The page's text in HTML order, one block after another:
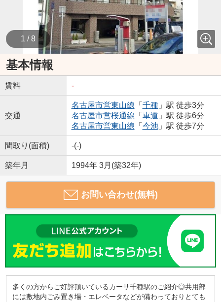
1 / 8
基本情報
賃料 -
交通
名古屋市営東山線 「 千種」駅 徒歩3分
名古屋市営桜通線 「 車道 」駅 徒歩6分
名古屋市営東山線 「 今池」駅 徒歩7分
間取り(面積) -(-)
築年月 1994年 3月(築32年)
お問い合わせ(無料)
多くの方からご好評頂いているカーサ千種駅のご紹介◎共用部
には敷地内ごみ置き場・エレベータなどが備わっておりとても